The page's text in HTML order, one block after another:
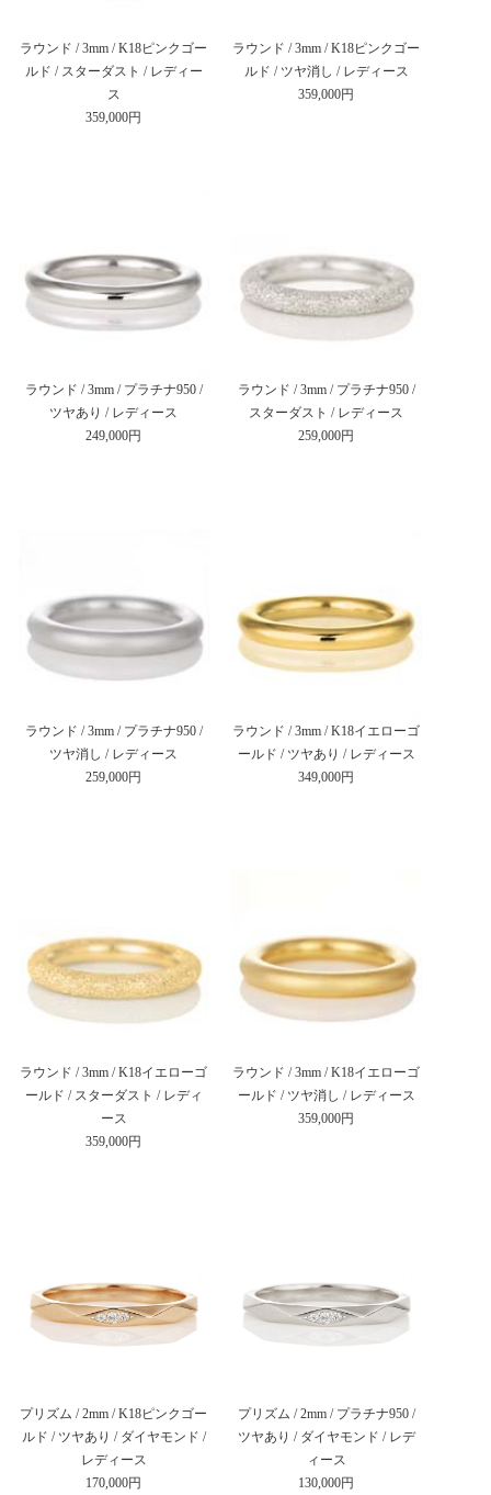
ラウンド / 3mm / K18ピンクゴー
ルド / スターダスト / レディー
ス
359,000円
ラウンド / 3mm / K18ピンクゴー
ルド / ツヤ消し / レディース
359,000円
ラウンド / 3mm / プラチナ950 /
ツヤあり / レディース
249,000円
ラウンド / 3mm / プラチナ950 /
スターダスト / レディース
259,000円
ラウンド / 3mm / プラチナ950 /
ツヤ消し / レディース
259,000円
ラウンド / 3mm / K18イエローゴ
ールド / ツヤあり / レディース
349,000円
ラウンド / 3mm / K18イエローゴ
ールド / スターダスト / レディ
ース
359,000円
ラウンド / 3mm / K18イエローゴ
ールド / ツヤ消し / レディース
359,000円
プリズム / 2mm / K18ピンクゴー
ルド / ツヤあり / ダイヤモンド /
レディース
170,000円
プリズム / 2mm / プラチナ950 /
ツヤあり / ダイヤモンド / レデ
ィース
130,000円